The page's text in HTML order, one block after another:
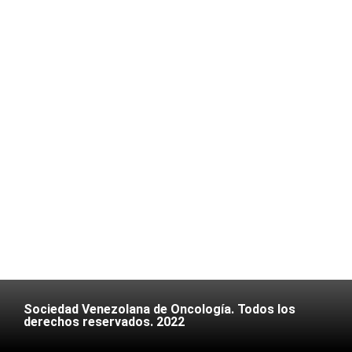
Sociedad Venezolana de Oncología. Todos los
derechos reservados. 2022